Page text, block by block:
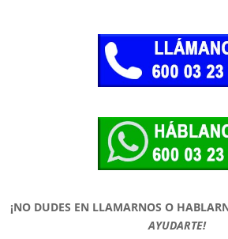
¡NO DUDES EN LLAMARNOS O
AYUDARTE!